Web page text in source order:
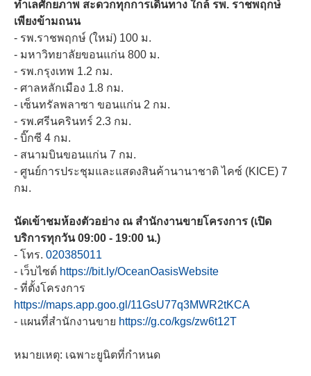
ทำเลศักยภาพ สะดวกทุกการเดินทาง ใกล้ รพ. ราชพฤกษ์
เพียงข้ามถนน
- รพ.ราชพฤกษ์ (ใหม่) 100 ม.
- มหาวิทยาลัยขอนแก่น 800 ม.
- รพ.กรุงเทพ 1.2 กม.
- ศาลหลักเมือง 1.8 กม.
- เซ็นทรัลพลาซา ขอนแก่น 2 กม.
- รพ.ศรีนครินทร์ 2.3 กม.
- บิ๊กซี 4 กม.
- สนามบินขอนแก่น 7 กม.
- ศูนย์การประชุมและแสดงสินค้านานาชาติ ไคซ์ (KICE) 7
กม.
นัดเข้าชมห้องตัวอย่าง ณ สำนักงานขายโครงการ (เปิด
บริการทุกวัน 09:00 - 19:00 น.)
- โทร. 020385011
- เว็บไซต์ https://bit.ly/OceanOasisWebsite
- ที่ตั้งโครงการ
https://maps.app.goo.gl/11GsU77q3MWR2tKCA
- แผนที่สำนักงานขาย https://g.co/kgs/zw6t12T
หมายเหตุ: เฉพาะยูนิตที่กำหนด